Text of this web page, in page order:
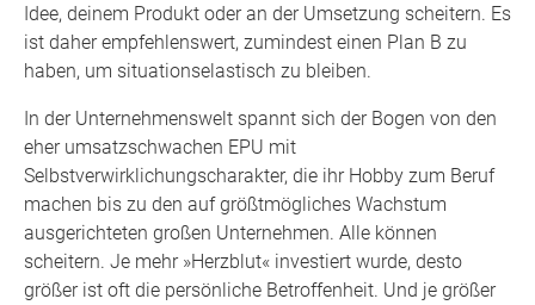
Idee, deinem Produkt oder an der Umsetzung scheitern. Es
ist daher empfehlenswert, zumindest einen Plan B zu
haben, um situationselastisch zu bleiben.
In der Unternehmenswelt spannt sich der Bogen von den
eher umsatzschwachen EPU mit
Selbstverwirklichungscharakter, die ihr Hobby zum Beruf
machen bis zu den auf größtmögliches Wachstum
ausgerichteten großen Unternehmen. Alle können
scheitern. Je mehr »Herzblut« investiert wurde, desto
größer ist oft die persönliche Betroffenheit. Und je größer